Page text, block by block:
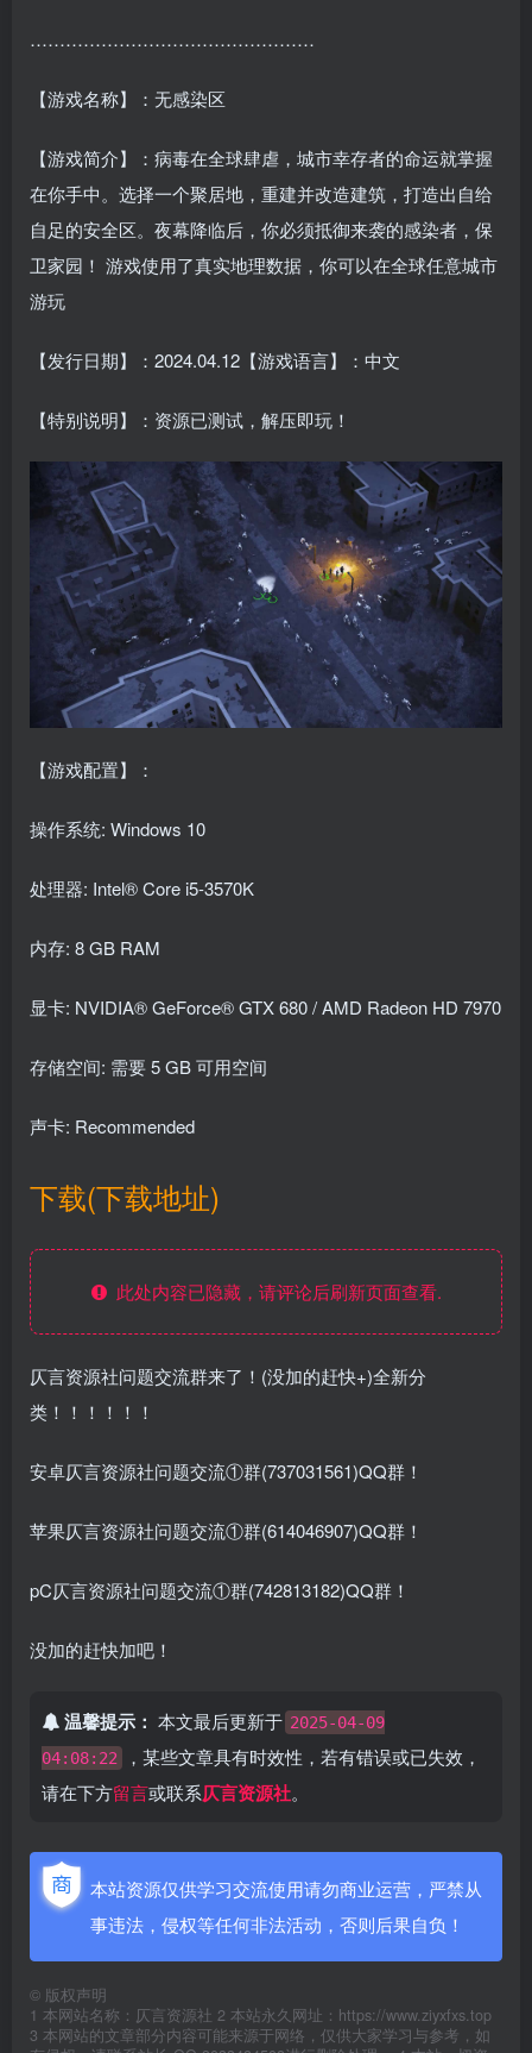
…………………………………………
【游戏名称】：无感染区
【游戏简介】：病毒在全球肆虐，城市幸存者的命运就掌握
在你手中。选择一个聚居地，重建并改造建筑，打造出自给
自足的安全区。夜幕降临后，你必须抵御来袭的感染者，保
卫家园！ 游戏使用了真实地理数据，你可以在全球任意城市
游玩
【发行日期】：2024.04.12【游戏语言】：中文
【特别说明】：资源已测试，解压即玩！
【游戏配置】：
操作系统: Windows 10
处理器: Intel® Core i5-3570K
内存: 8 GB RAM
显卡: NVIDIA® GeForce® GTX 680 / AMD Radeon HD 7970
存储空间: 需要 5 GB 可用空间
声卡: Recommended
下载(下载地址)
此处内容已隐藏，请评论后刷新页面查看.
仄言资源社问题交流群来了！(没加的赶快+)全新分
类！！！！！！
安卓仄言资源社问题交流①群(737031561)QQ群！
苹果仄言资源社问题交流①群(614046907)QQ群！
pC仄言资源社问题交流①群(742813182)QQ群！
没加的赶快加吧！
温馨提示： 本文最后更新于 2025-04-09
04:08:22
，某些文章具有时效性，若有错误或已失效，
请在下方留言或联系仄言资源社。
本站资源仅供学习交流使用请勿商业运营，严禁从
事违法，侵权等任何非法活动，否则后果自负！
© 版权声明
1 本网站名称：仄言资源社 2 本站永久网址：https://www.ziyxfxs.top
3 本网站的文章部分内容可能来源于网络，仅供大家学习与参考，如